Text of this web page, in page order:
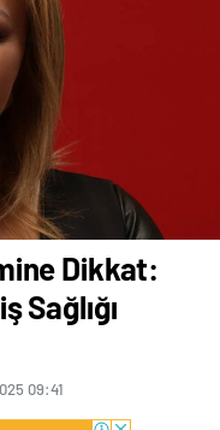
Dikkat:
Sağlığı
09:41